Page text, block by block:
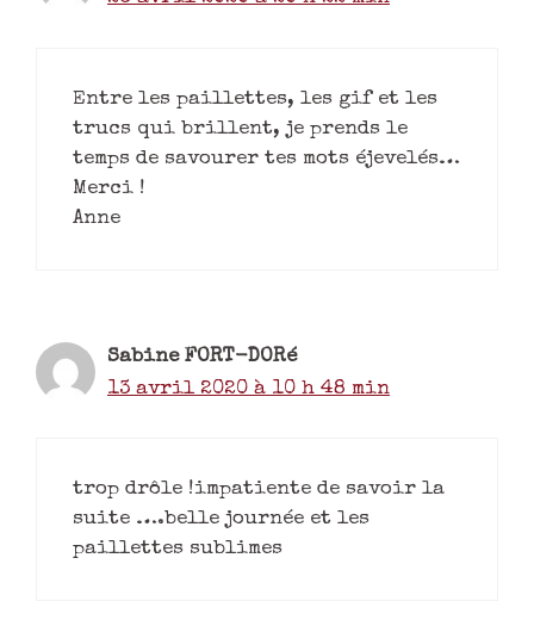
Entre les paillettes, les gif et les
trucs qui brillent, je prends le
temps de savourer tes mots éjevelés…
Merci !
Anne
Sabine FORT-DORé
13 avril 2020 à 10 h 48 min
trop drôle !impatiente de savoir la
suite ….belle journée et les
paillettes sublimes